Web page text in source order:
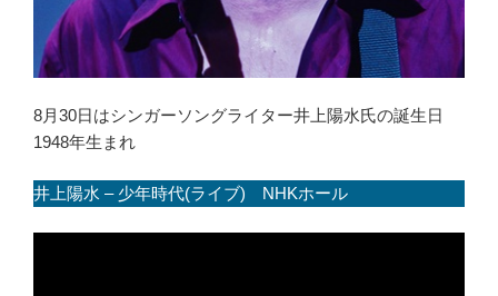
8月30日はシンガーソングライター井上陽水氏の誕生日
1948年生まれ
井上陽水 – 少年時代(ライブ) NHKホール